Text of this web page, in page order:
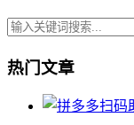
热门文章